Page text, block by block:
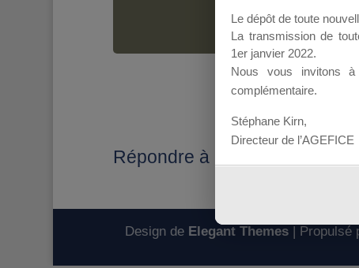
Répondre à : PROBLEME
Design de Elegant Themes| Propulsé
Le dépôt de toute
La transmission de
1er janvier 2022.
Nous vous invitons à
complémentaire.
Stéphane Kirn,
Directeur de l’AGEFICE